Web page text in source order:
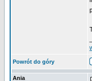
Powrót do góry
Ania